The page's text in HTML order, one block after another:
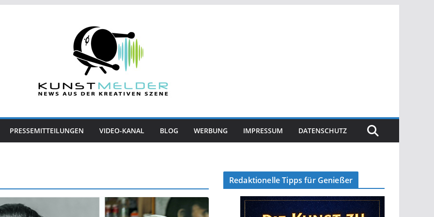
PRESSEMITTEILUNGEN VIDEO-KANAL BLOG WERBUNG IMPRESSUM DATENSCHUTZ
Redaktionelle Tipps für Genießer